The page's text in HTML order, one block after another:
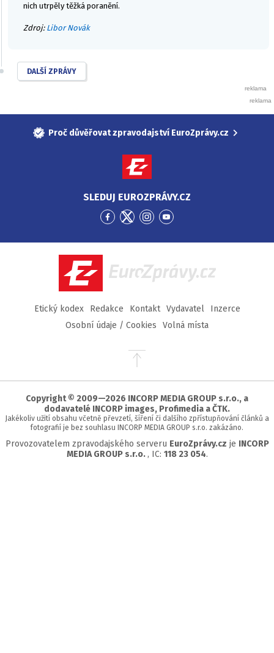
nich utrpěly těžká poranění.
Zdroj: Libor Novák
DALŠÍ ZPRÁVY
Proč důvěřovat zpravodajství EuroZprávy.cz
SLEDUJ EUROZPRÁVY.CZ
Přejít
Facebook
Přejít
Twitter
Přejít
Instagram
Přejít
YouTube
EuroZprávy.cz
Etický kodex Redakce Kontakt Vydavatel
Inzerce
Osobní údaje / Cookies
Volná místa
Přejít
stránky
Copyright © 2009—2026 INCORP MEDIA GROUP s.r.o., a
dodavatelé INCORP images, Profimedia a ČTK.
Jakékoliv užití obsahu včetně převzetí, šíření či dalšího zpřístupňování článků a
fotografií je bez souhlasu INCORP MEDIA GROUP s.r.o. zakázáno.
Provozovatelem zpravodajského serveru EuroZprávy.cz je INCORP
MEDIA GROUP s.r.o. , IC: 118 23 054.